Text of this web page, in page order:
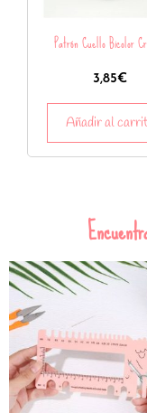
Patrón Cuello Bicolor
3,85€
Añadir al